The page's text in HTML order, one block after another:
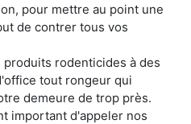
pour mettre au point une
de contrer tous vos
rodenticides à des
tout rongeur qui
demeure de trop près.
important d'appeler nos